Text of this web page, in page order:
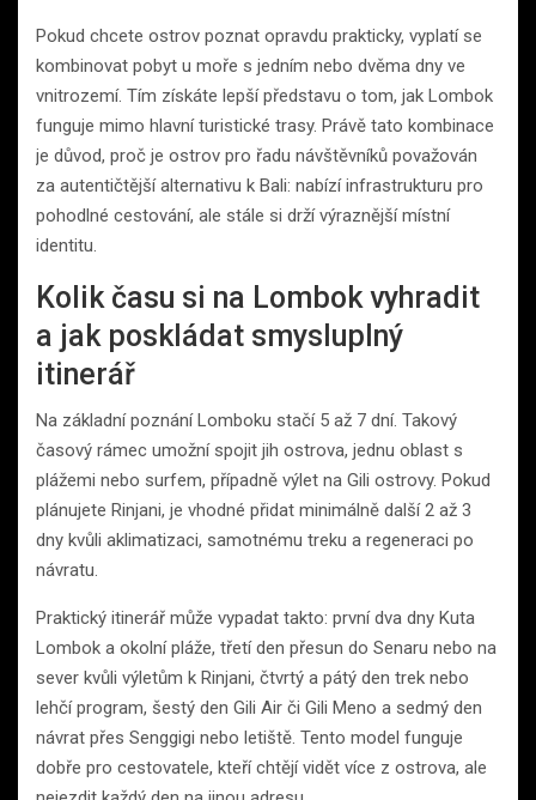
Pokud chcete ostrov poznat opravdu prakticky, vyplatí se
kombinovat pobyt u moře s jedním nebo dvěma dny ve
vnitrozemí. Tím získáte lepší představu o tom, jak Lombok
funguje mimo hlavní turistické trasy. Právě tato kombinace
je důvod, proč je ostrov pro řadu návštěvníků považován
za autentičtější alternativu k Bali: nabízí infrastrukturu pro
pohodlné cestování, ale stále si drží výraznější místní
identitu.
Kolik času si na Lombok vyhradit
a jak poskládat smysluplný
itinerář
Na základní poznání Lomboku stačí 5 až 7 dní. Takový
časový rámec umožní spojit jih ostrova, jednu oblast s
plážemi nebo surfem, případně výlet na Gili ostrovy. Pokud
plánujete Rinjani, je vhodné přidat minimálně další 2 až 3
dny kvůli aklimatizaci, samotnému treku a regeneraci po
návratu.
Praktický itinerář může vypadat takto: první dva dny Kuta
Lombok a okolní pláže, třetí den přesun do Senaru nebo na
sever kvůli výletům k Rinjani, čtvrtý a pátý den trek nebo
lehčí program, šestý den Gili Air či Gili Meno a sedmý den
návrat přes Senggigi nebo letiště. Tento model funguje
dobře pro cestovatele, kteří chtějí vidět více z ostrova, ale